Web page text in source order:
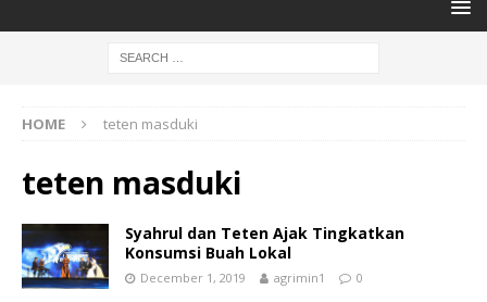
HOME teten masduki
teten masduki
Syahrul dan Teten Ajak Tingkatkan
Konsumsi Buah Lokal
December 1, 2019 agrimin1 0